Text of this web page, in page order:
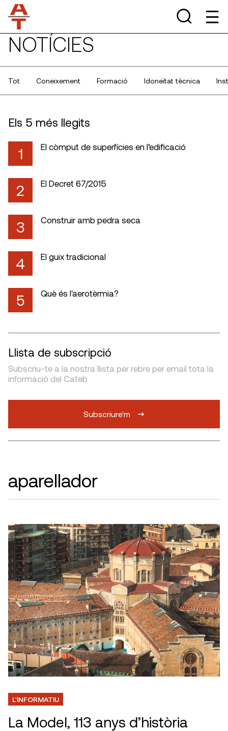
NOTÍCIES
Tot Coneixement Formació Idoneïtat tècnica
Els 5 més llegits
1 El còmput de superfícies en l’edificació
2 El Decret 67/2015
3 Construir amb pedra seca
4 El guix tradicional
5 Què és l'aerotèrmia?
Llista de subscripció
Subscriu-te a la nostra llista per rebre per email tota la
informació del Cateb
Subscriure'm
aparellador
L'INFORMATIU
La Model, 113 anys d’història